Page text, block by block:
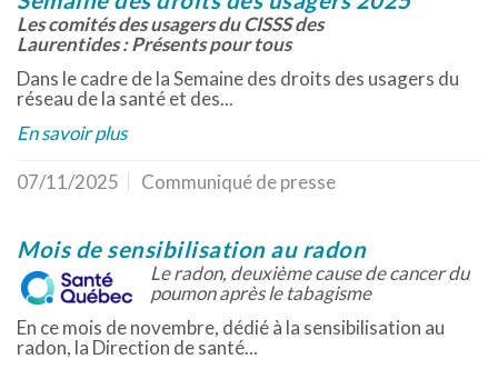
Les comités des usagers du CISSS des
Laurentides :Présents pour tous
Dans le cadre de la Semaine des droits des usagers du
réseau de la santé et des...
En savoir plus
07/11/2025 Communiqué de presse
Mois de sensibilisation au radon
Le radon, deuxième cause de cancer du
poumon après le tabagisme
En ce mois de novembre, dédié à la sensibilisation au
radon, la Direction de santé...